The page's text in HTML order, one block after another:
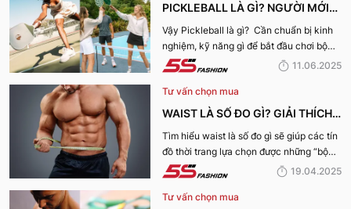
PICKLEBALL LÀ GÌ? NGƯỜI MỚI
CHƠI PICKLEBALL CẦN CHUẨN BỊ
NHỮNG GÌ?
Vậy Pickleball là gì? Cần chuẩn bị kinh
nghiệm, kỹ năng gì để bắt đầu chơi bộ
môn Pickleball này? Cùng 5S Fashion
11.06.2025
Tư vấn chọn mua
WAIST LÀ SỐ ĐO GÌ? GIẢI THÍCH
CHI TIẾT VỀ SỐ ĐO VÒNG EO
NAM, NỮ
Tìm hiểu waist là số đo gì sẽ giúp các tín
đồ thời trang lựa chọn được những “bộ
cánh” vừa vặn nhất với bản thân cũng
nhất!
19.04.2025
Tư vấn chọn mua